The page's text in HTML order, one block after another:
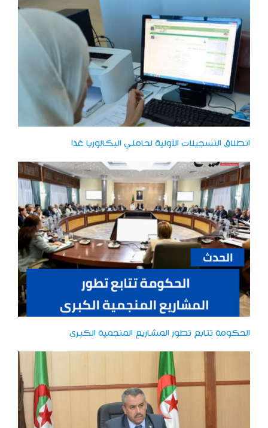
انطلاق التسجيلات الأولية لحاملي البكالوريا غدا
الحكومة تتابع تطور المشاريع المنجمية الكبرى